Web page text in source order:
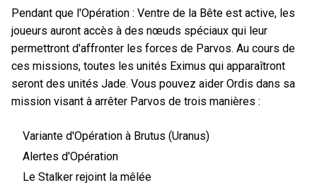
Pendant que l'Opération : Ventre de la Bête est active, les
joueurs auront accès à des nœuds spéciaux qui leur
permettront d'affronter les forces de Parvos. Au cours de
ces missions, toutes les unités Eximus qui apparaîtront
seront des unités Jade. Vous pouvez aider Ordis dans sa
mission visant à arrêter Parvos de trois manières :
Variante d'Opération à Brutus (Uranus)
Alertes d'Opération
Le Stalker rejoint la mêlée